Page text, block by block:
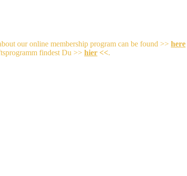
our online membership program can be found >> here
findest Du >> hier <<.